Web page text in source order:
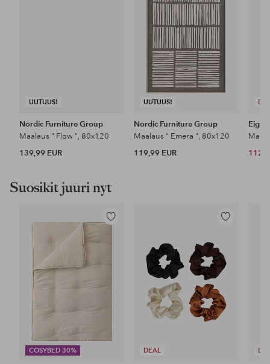
UUTUUS!
Nordic Furniture Group
Maalaus " Flow ", 80x120
139,99 EUR
UUTUUS!
Nordic Furniture Group
Maalaus " Emera ", 80x120
119,99 EUR
112
Suosikit juuri nyt
COSYBED 30%
Lisää
DEAL
Lisää